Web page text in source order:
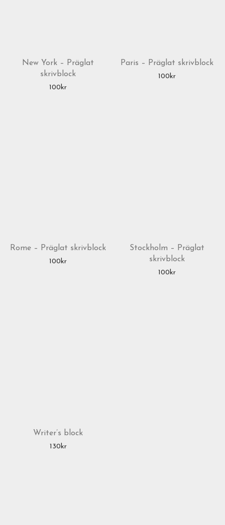
New York – Präglat
skrivblock
100 kr
Paris – Präglat skrivblock
100 kr
Rome – Präglat skrivblock
100kr
Stockholm – Präglat
skrivblock
100kr
Writer’s block
130kr